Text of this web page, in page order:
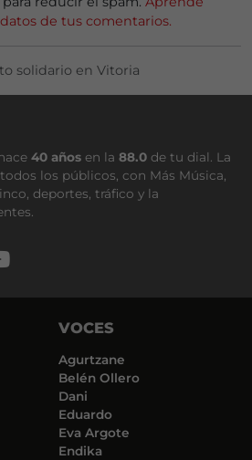
de tus comentarios.
solidario en Vitoria
40 años en la 88.0 de tu dial. La
los públicos, con Más Música,
deportes, tráfico y la
VOCES
Agurtzane
Belén Ollero
Dani
Eduardo
Eva Argote
Endika